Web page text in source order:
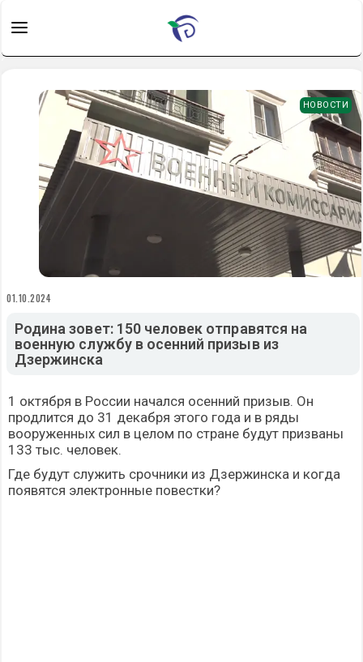
НОВОСТИ
01.10.2024
Родина зовет: 150 человек отправятся на
военную службу в осенний призыв из
Дзержинска
1 октября в России начался осенний призыв. Он
продлится до 31 декабря этого года и в ряды
вооруженных сил в целом по стране будут призваны
133 тыс. человек.
Где будут служить срочники из Дзержинска и когда
появятся электронные повестки?